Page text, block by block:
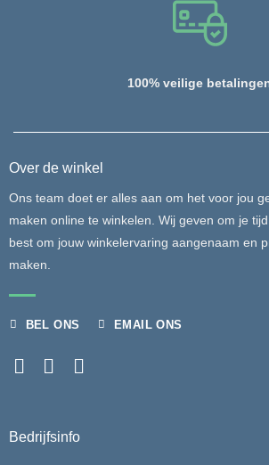
100% veilige
Over de winkel
Ons team doet er alles aan om het voor jou
maken online te winkelen. Wij geven om je
best om jouw winkelervaring aangenaam en
maken.
BEL ONS EMAIL ONS
Bedrijfsinfo